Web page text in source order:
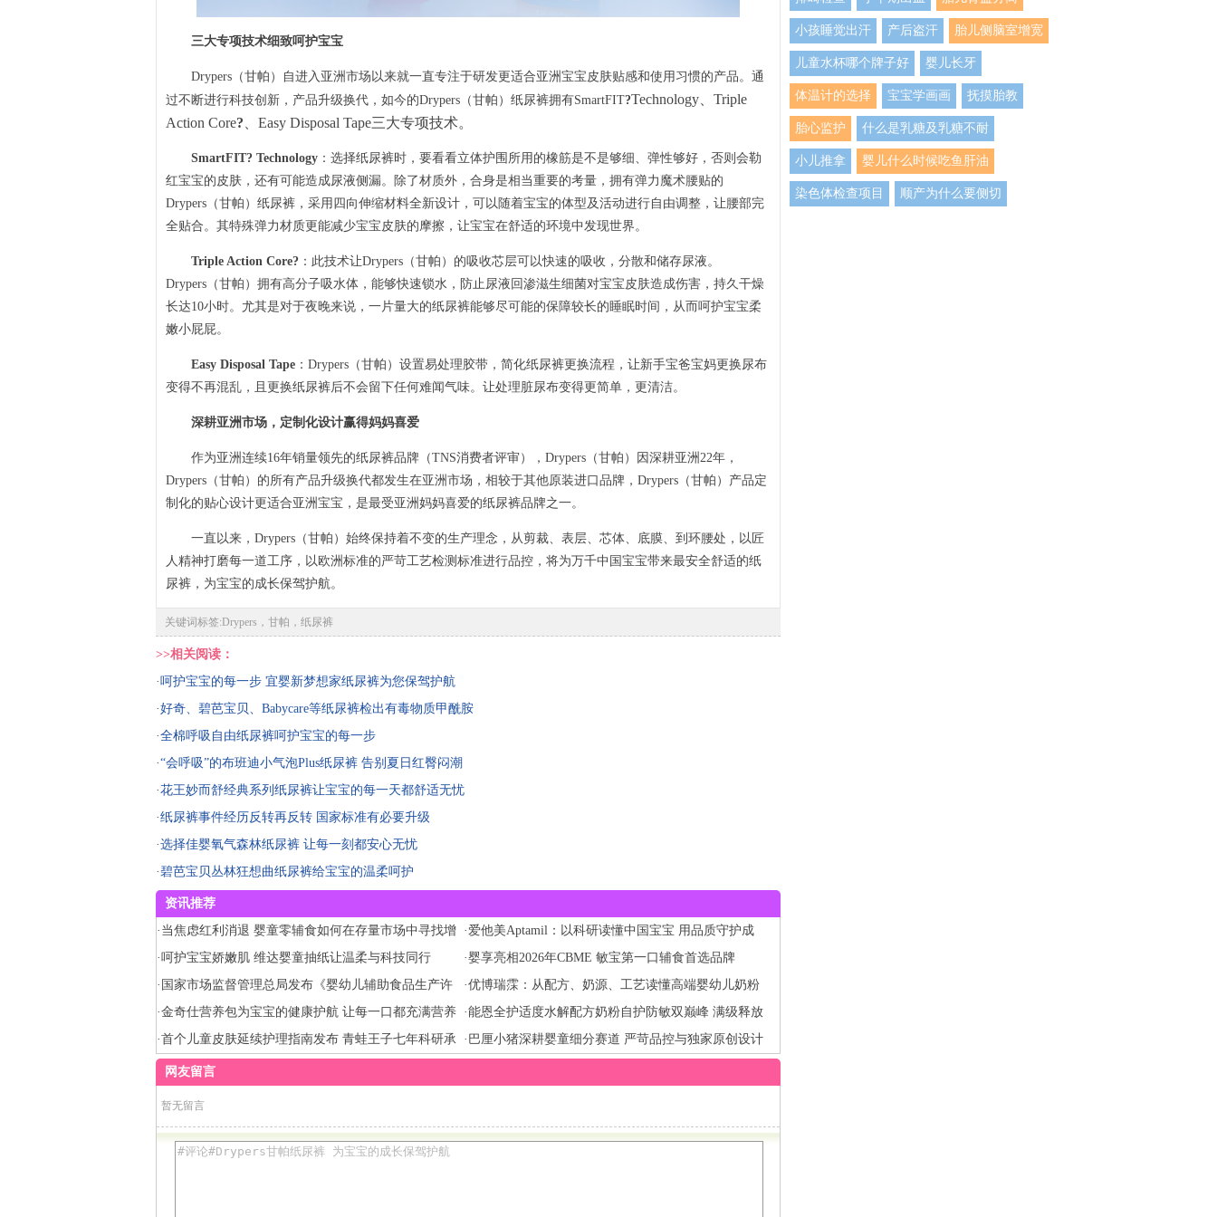
三大专项技术细致呵护宝宝
Drypers（甘帕）自进入亚洲市场以来就一直专注于研发更适合亚洲宝宝皮肤贴感和使用习惯的产品。通
过不断进行科技创新，产品升级换代，如今的Drypers（甘帕）纸尿裤拥有SmartFIT?Technology、Triple
Action Core? 、Easy Disposal Tape三大专项技术。
SmartFIT? Technology ：选择纸尿裤时，要看看立体护围所用的橡筋是不是够细、弹性够好，否则会勒
红宝宝的皮肤，还有可能造成尿液侧漏。除了材质外，合身是相当重要的考量，拥有弹力魔术腰贴的
Drypers（甘帕）纸尿裤，采用四向伸缩材料全新设计，可以随着宝宝的体型及活动进行自由调整，让腰部完
全贴合。其特殊弹力材质更能减少宝宝皮肤的摩擦，让宝宝在舒适的环境中发现世界。
Triple Action Core? ：此技术让Drypers（甘帕）的吸收芯层可以快速的吸收，分散和储存尿液。
Drypers（甘帕）拥有高分子吸水体，能够快速锁水，防止尿液回渗滋生细菌对宝宝皮肤造成伤害，持久干燥
长达10小时。尤其是对于夜晚来说，一片量大的纸尿裤能够尽可能的保障较长的睡眠时间，从而呵护宝宝柔
嫩小屁屁。
Easy Disposal Tape ：Drypers（甘帕）设置易处理胶带，简化纸尿裤更换流程，让新手宝爸宝妈更换尿布
变得不再混乱，且更换纸尿裤后不会留下任何难闻气味。让处理脏尿布变得更简单，更清洁。
深耕亚洲市场，定制化设计赢得妈妈喜爱
作为亚洲连续16年销量领先的纸尿裤品牌（TNS消费者评审），Drypers（甘帕）因深耕亚洲22年，
Drypers（甘帕）的所有产品升级换代都发生在亚洲市场，相较于其他原装进口品牌，Drypers（甘帕）产品定
制化的贴心设计更适合亚洲宝宝，是最受亚洲妈妈喜爱的纸尿裤品牌之一。
一直以来，Drypers（甘帕）始终保持着不变的生产理念，从剪裁、表层、芯体、底膜、到环腰处，以匠
人精神打磨每一道工序，以欧洲标准的严苛工艺检测标准进行品控，将为万千中国宝宝带来最安全舒适的纸
尿裤，为宝宝的成长保驾护航。
关键词标签:Drypers，甘帕，纸尿裤
>>相关阅读：
·呵护宝宝的每一步 宜婴新梦想家纸尿裤为您保驾护航
·好奇、碧芭宝贝、Babycare等纸尿裤检出有毒物质甲酰胺
·全棉呼吸自由纸尿裤呵护宝宝的每一步
·“会呼吸”的布班迪小气泡Plus纸尿裤 告别夏日红臀闷潮
·花王妙而舒经典系列纸尿裤让宝宝的每一天都舒适无忧
·纸尿裤事件经历反转再反转 国家标准有必要升级
·选择佳婴氧气森林纸尿裤 让每一刻都安心无忧
·碧芭宝贝丛林狂想曲纸尿裤给宝宝的温柔呵护
资讯推荐
· 当焦虑红利消退 婴童零辅食如何在存量市场中寻找增
量
· 爱他美Aptamil：以科研读懂中国宝宝 用品质守护成
长每一步
·呵护宝宝娇嫩肌 维达婴童抽纸让温柔与科技同行 ·婴享亮相2026年CBME 敏宝第一口辅食首选品牌
· 国家市场监督管理总局发布《婴幼儿辅助食品生产许
可审查细则（征求意见稿）》
·优博瑞霂：从配方、奶源、工艺读懂高端婴幼儿奶粉
配方价值
·金奇仕营养包为宝宝的健康护航 让每一口都充满营养 ·能恩全护适度水解配方奶粉自护防敏双巅峰 满级释放
全护力
·首个儿童皮肤延续护理指南发布 青蛙王子七年科研承
接标准落地
· 巴厘小猪深耕婴童细分赛道 严苛品控与独家原创设计
网友留言
暂无留言
小孩睡觉出汗 产后盗汗 胎儿侧脑室增宽
儿童水杯哪个牌子好 婴儿长牙
体温计的选择 宝宝学画画 抚摸胎教
胎心监护 什么是乳糖及乳糖不耐
小儿推拿 婴儿什么时候吃鱼肝油
染色体检查项目 顺产为什么要侧切